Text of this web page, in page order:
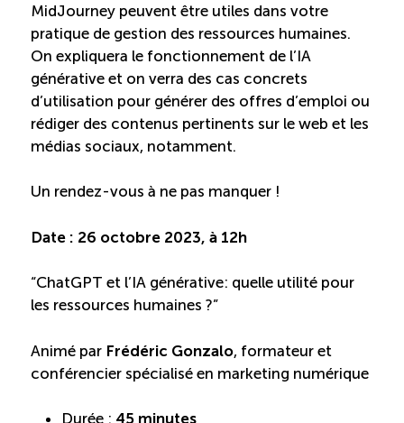
Recrutement de travailleurs étrangers
Ressources
Compétences et formations
Nouvelles formations
Formation sur mesure
Programme EMERIT
MidJourney peuvent être utiles dans votre
pratique de gestion des ressources humaines.
On expliquera le fonctionnement de l’IA
générative et on verra des cas concrets
d’utilisation pour générer des offres d’emploi ou
rédiger des contenus pertinents sur le web et les
médias sociaux, notamment.
Un rendez-vous à ne pas manquer !
Date : 26 octobre 2023, à 12h
“ChatGPT et l’IA générative: quelle utilité pour
les ressources humaines ?”
Animé par Frédéric Gonzalo, formateur et
conférencier spécialisé en marketing numérique
Durée : 45 minutes